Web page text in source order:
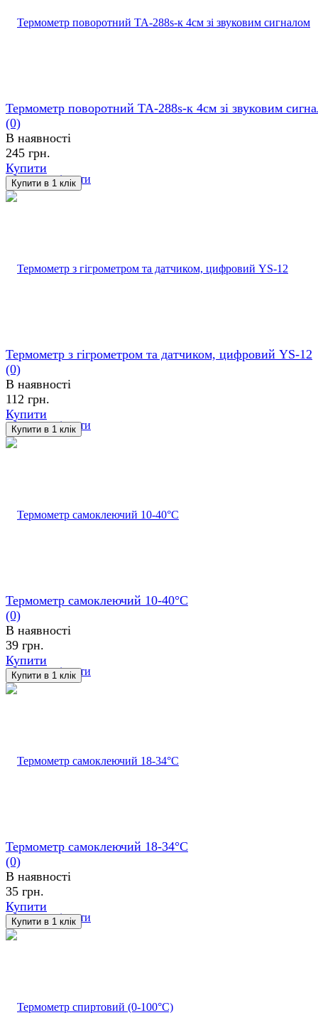
обране порівняти
Термометр поворотний ТА-288s-к 4см зі звуковим
(0)
В наявності
245 грн.
Купити
обране порівняти
Термометр з гігрометром та датчиком, цифровий YS-12
(0)
В наявності
112 грн.
Купити
обране порівняти
Термометр самоклеючий 10-40°С
(0)
В наявності
39 грн.
Купити
обране порівняти
Термометр самоклеючий 18-34°С
(0)
В наявності
35 грн.
Купити